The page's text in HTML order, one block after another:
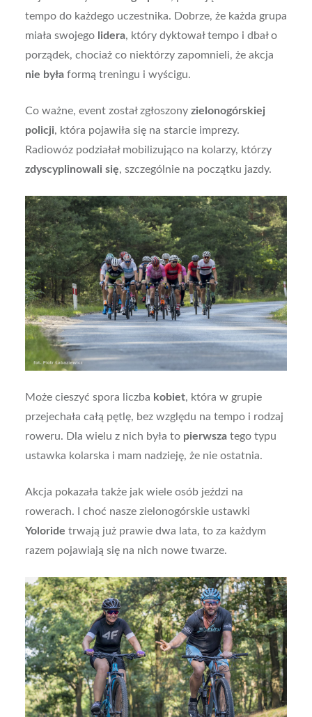
tempo do każdego uczestnika. Dobrze, że każda grupa
miała swojego lidera, który dyktował tempo i dbał o
porządek, chociaż co niektórzy zapomnieli, że akcja
nie byłaformą treningu i wyścigu.
Co ważne, event został zgłoszony zielonogórskiej
policji, która pojawiła się na starcie imprezy.
Radiowóz podziałał mobilizująco na kolarzy, którzy
zdyscyplinowali się, szczególnie na początku jazdy.
Może cieszyć spora liczba kobiet, która w grupie
przejechała całą pętlę, bez względu na tempo i rodzaj
roweru. Dla wielu z nich była to pierwszatego typu
ustawka kolarska i mam nadzieję, że nie ostatnia.
Akcja pokazała także jak wiele osób jeździ na
rowerach. I choć nasze zielonogórskie ustawki
Yoloride trwają już prawie dwa lata, to za każdym
razem pojawiają się na nich nowe twarze.